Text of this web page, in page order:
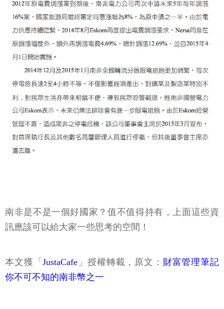
南非是不是一個好國家？值不值得持有，上面這些資
訊應該可以給大家一些思考的空間！
本文獲「JustaCafe 」授權轉載，原文： 財富管理筆記
你不可不知的南非幣之一